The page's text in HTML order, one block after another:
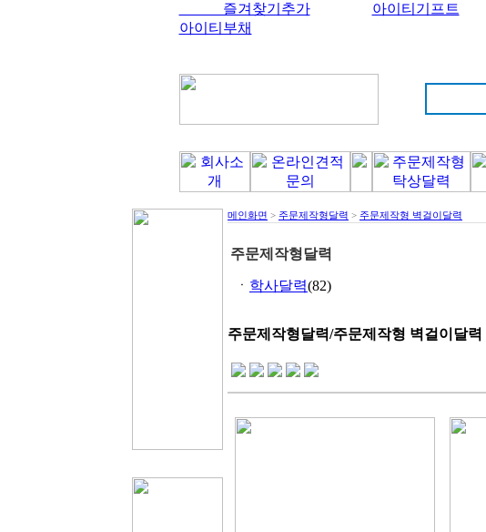
즐겨찾기추가
아이티기프트
아이티부채
메인화면 > 주문제작형달력 > 주문제작형 벽걸이달력
주문제작형달력
ㆍ 학사달력(82)
주문제작형달력/주문제작형 벽걸이달력